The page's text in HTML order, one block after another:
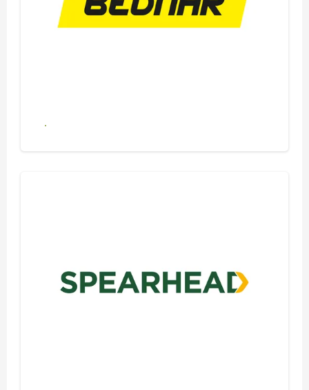
Se alle produkter